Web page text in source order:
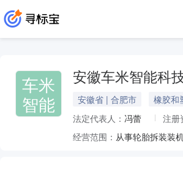
车米
智能
安徽车米智能科
安徽省 | 合肥市 橡胶和
法定代表人： 冯蕾 注册
经营范围：